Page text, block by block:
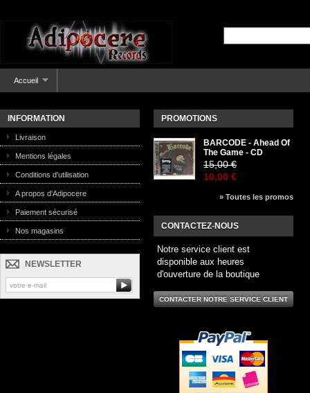
Accueil
INFORMATION
Livraison
Mentions légales
Conditions d'utilisation
A propos d'Adipocere
Paiement sécurisé
Nos magasins
NEWSLETTER
PROMOTIONS
BARCODE - Ahead Of
The Game - CD
15,00 €
10,00 €
» Toutes les promos
CONTACTEZ-NOUS
Notre service client est
disponible aux heures
d'ouverture de la boutique
CONTACTER NOTRE SERVICE CLIENT